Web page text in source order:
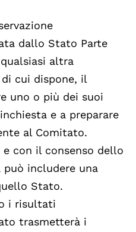
dallo Stato Parte
altra
cui dispone, il
uno o più dei suoi
e a preparare
al Comitato.
con il consenso dello
può includere una
Stato.
i risultati
trasmetterà i